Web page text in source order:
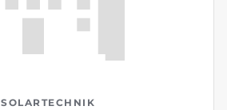
SOLARTECHNIK